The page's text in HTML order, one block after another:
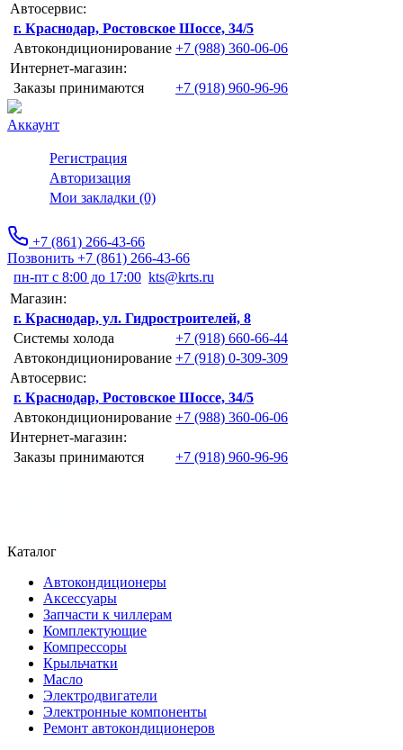
Автосервис:
г. Краснодар, Ростовское Шоссе, 34/5
Автокондиционирование +7 (988) 360-06-06
Интернет-магазин:
Заказы принимаются
+7 (918) 960-96-96
Аккаунт
Регистрация
Авторизация
Мои закладки (0)
+7 (861) 266-43-66
Позвонить +7 (861) 266-43-66
пн-пт с 8:00 до 17:00 kts@krts.ru
Магазин:
г. Краснодар, ул. Гидростроителей, 8
Системы холода
+7 (918) 660-66-44
Автокондиционирование +7 (918) 0-309-309
Автосервис:
г. Краснодар, Ростовское Шоссе, 34/5
Автокондиционирование +7 (988) 360-06-06
Интернет-магазин:
Заказы принимаются
+7 (918) 960-96-96
Каталог
Автокондиционеры
Аксессуары
Запчасти к чиллерам
Комплектующие
Компрессоры
Крыльчатки
Масло
Электродвигатели
Электронные компоненты
Ремонт автокондиционеров